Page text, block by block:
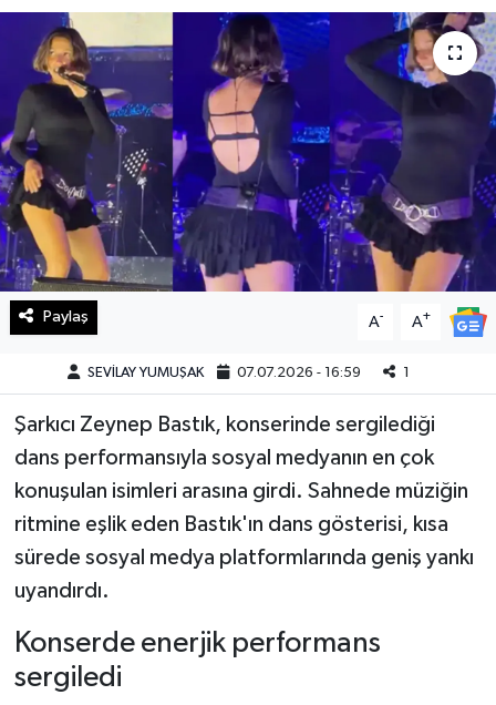
Paylaş A- A+
SEVİLAY YUMUŞAK 07.07.2026 - 16:59 1
Şarkıcı Zeynep Bastık, konserinde sergilediği
dans performansıyla sosyal medyanın en çok
konuşulan isimleri arasına girdi. Sahnede müziğin
ritmine eşlik eden Bastık'ın dans gösterisi, kısa
sürede sosyal medya platformlarında geniş yankı
uyandırdı.
Konserde enerjik performans
sergiledi
Kültür Sanat
Magazin
Manşet Altı
Manşetler
Resmi İlan
Sağlık
Spor
SürManşet
Teknoloji
Yaşam
KAHRAMANMARAŞ